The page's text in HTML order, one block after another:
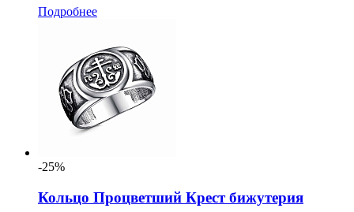
Подробнее
-25%
Кольцо Процветший Крест бижутерия